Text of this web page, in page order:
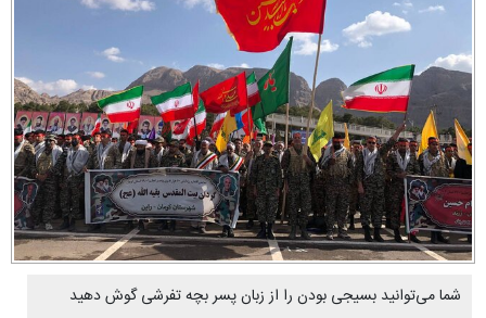
شما می‌توانید بسیجی بودن را از زبان پسر بچه تفرشی گوش دهید